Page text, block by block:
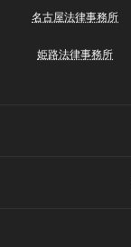
名古屋法律事務所
姫路法律事務所